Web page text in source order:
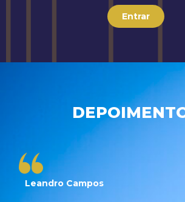
Entrar
Leandro Campos